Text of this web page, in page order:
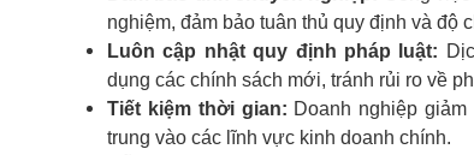
nghiệm, đảm bảo tuân thủ quy định và độ
Luôn cập nhật quy định pháp luật:
dụng các chính sách mới, tránh rủi ro về
Tiết kiệm thời gian: Doanh nghiệp
trung vào các lĩnh vực kinh doanh chính.